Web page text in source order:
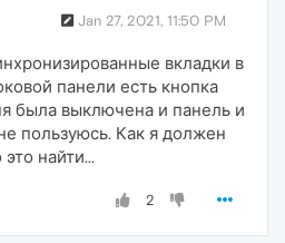
Jan 27, 2021, 11:50 PM
вкладки в
панели есть кнопка
была выключена и панель и
пользуюсь. Как я должен
найти...
2